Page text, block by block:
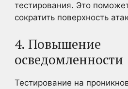
тестирования. Это
сократить поверхность
4. Повышение
осведомленности
Тестирование на